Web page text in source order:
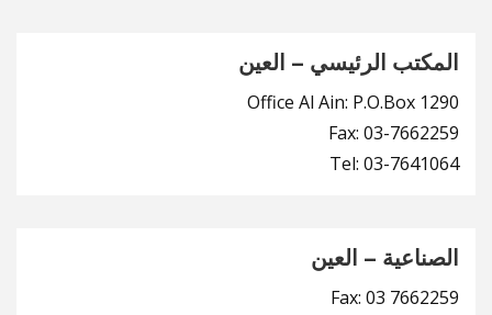
المكتب الرئيسي – العين
Office Al Ain: P.O.Box 1290
Fax: 03-7662259
Tel: 03-7641064
الصناعية – العين
Fax: 03 7662259